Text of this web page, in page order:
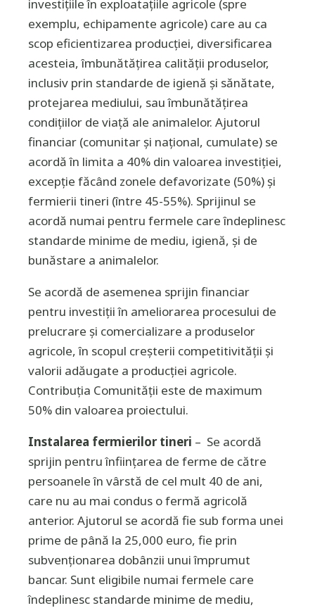
investiţiile în exploataţiile agricole (spre
exemplu, echipamente agricole) care au ca
scop eficientizarea producţiei, diversificarea
acesteia, îmbunătăţirea calităţii produselor,
inclusiv prin standarde de igienă şi sănătate,
protejarea mediului, sau îmbunătăţirea
condiţiilor de viaţă ale animalelor. Ajutorul
financiar (comunitar şi naţional, cumulate) se
acordă în limita a 40% din valoarea investiţiei,
excepţie făcând zonele defavorizate (50%) şi
fermierii tineri (între 45-55%). Sprijinul se
acordă numai pentru fermele care îndeplinesc
standarde minime de mediu, igienă, şi de
bunăstare a animalelor.
Se acordă de asemenea sprijin financiar
pentru investiţii în ameliorarea procesului de
prelucrare şi comercializare a produselor
agricole, în scopul creşterii competitivităţii şi
valorii adăugate a producţiei agricole.
Contribuţia Comunităţii este de maximum
50% din valoarea proiectului.
Instalarea fermierilor tineri – Se acordă
sprijin pentru înfiinţarea de ferme de către
persoanele în vârstă de cel mult 40 de ani,
care nu au mai condus o fermă agricolă
anterior. Ajutorul se acordă fie sub forma unei
prime de până la 25,000 euro, fie prin
subvenţionarea dobânzii unui împrumut
bancar. Sunt eligibile numai fermele care
îndeplinesc standarde minime de mediu,